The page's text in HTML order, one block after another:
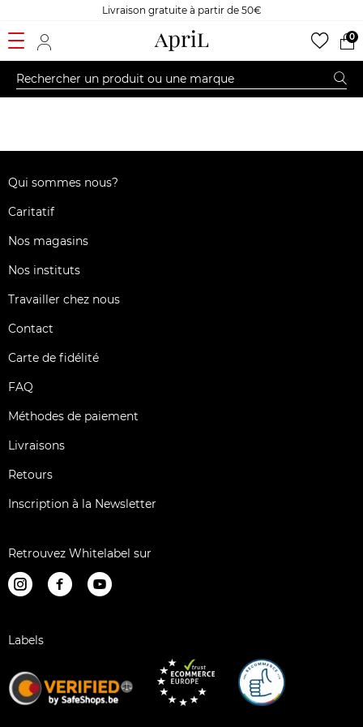
Livraison gratuite à partir de 50€
0
Qui sommes nous?
Caritatif
Nos magasins
Nos instituts
Travailler chez nous
Contact
Carte de fidélité
FAQ
Méthodes de paiement
Livraisons
Retours
Inscription à la Newsletter
Retrouvez Whitelabel sur
Labels